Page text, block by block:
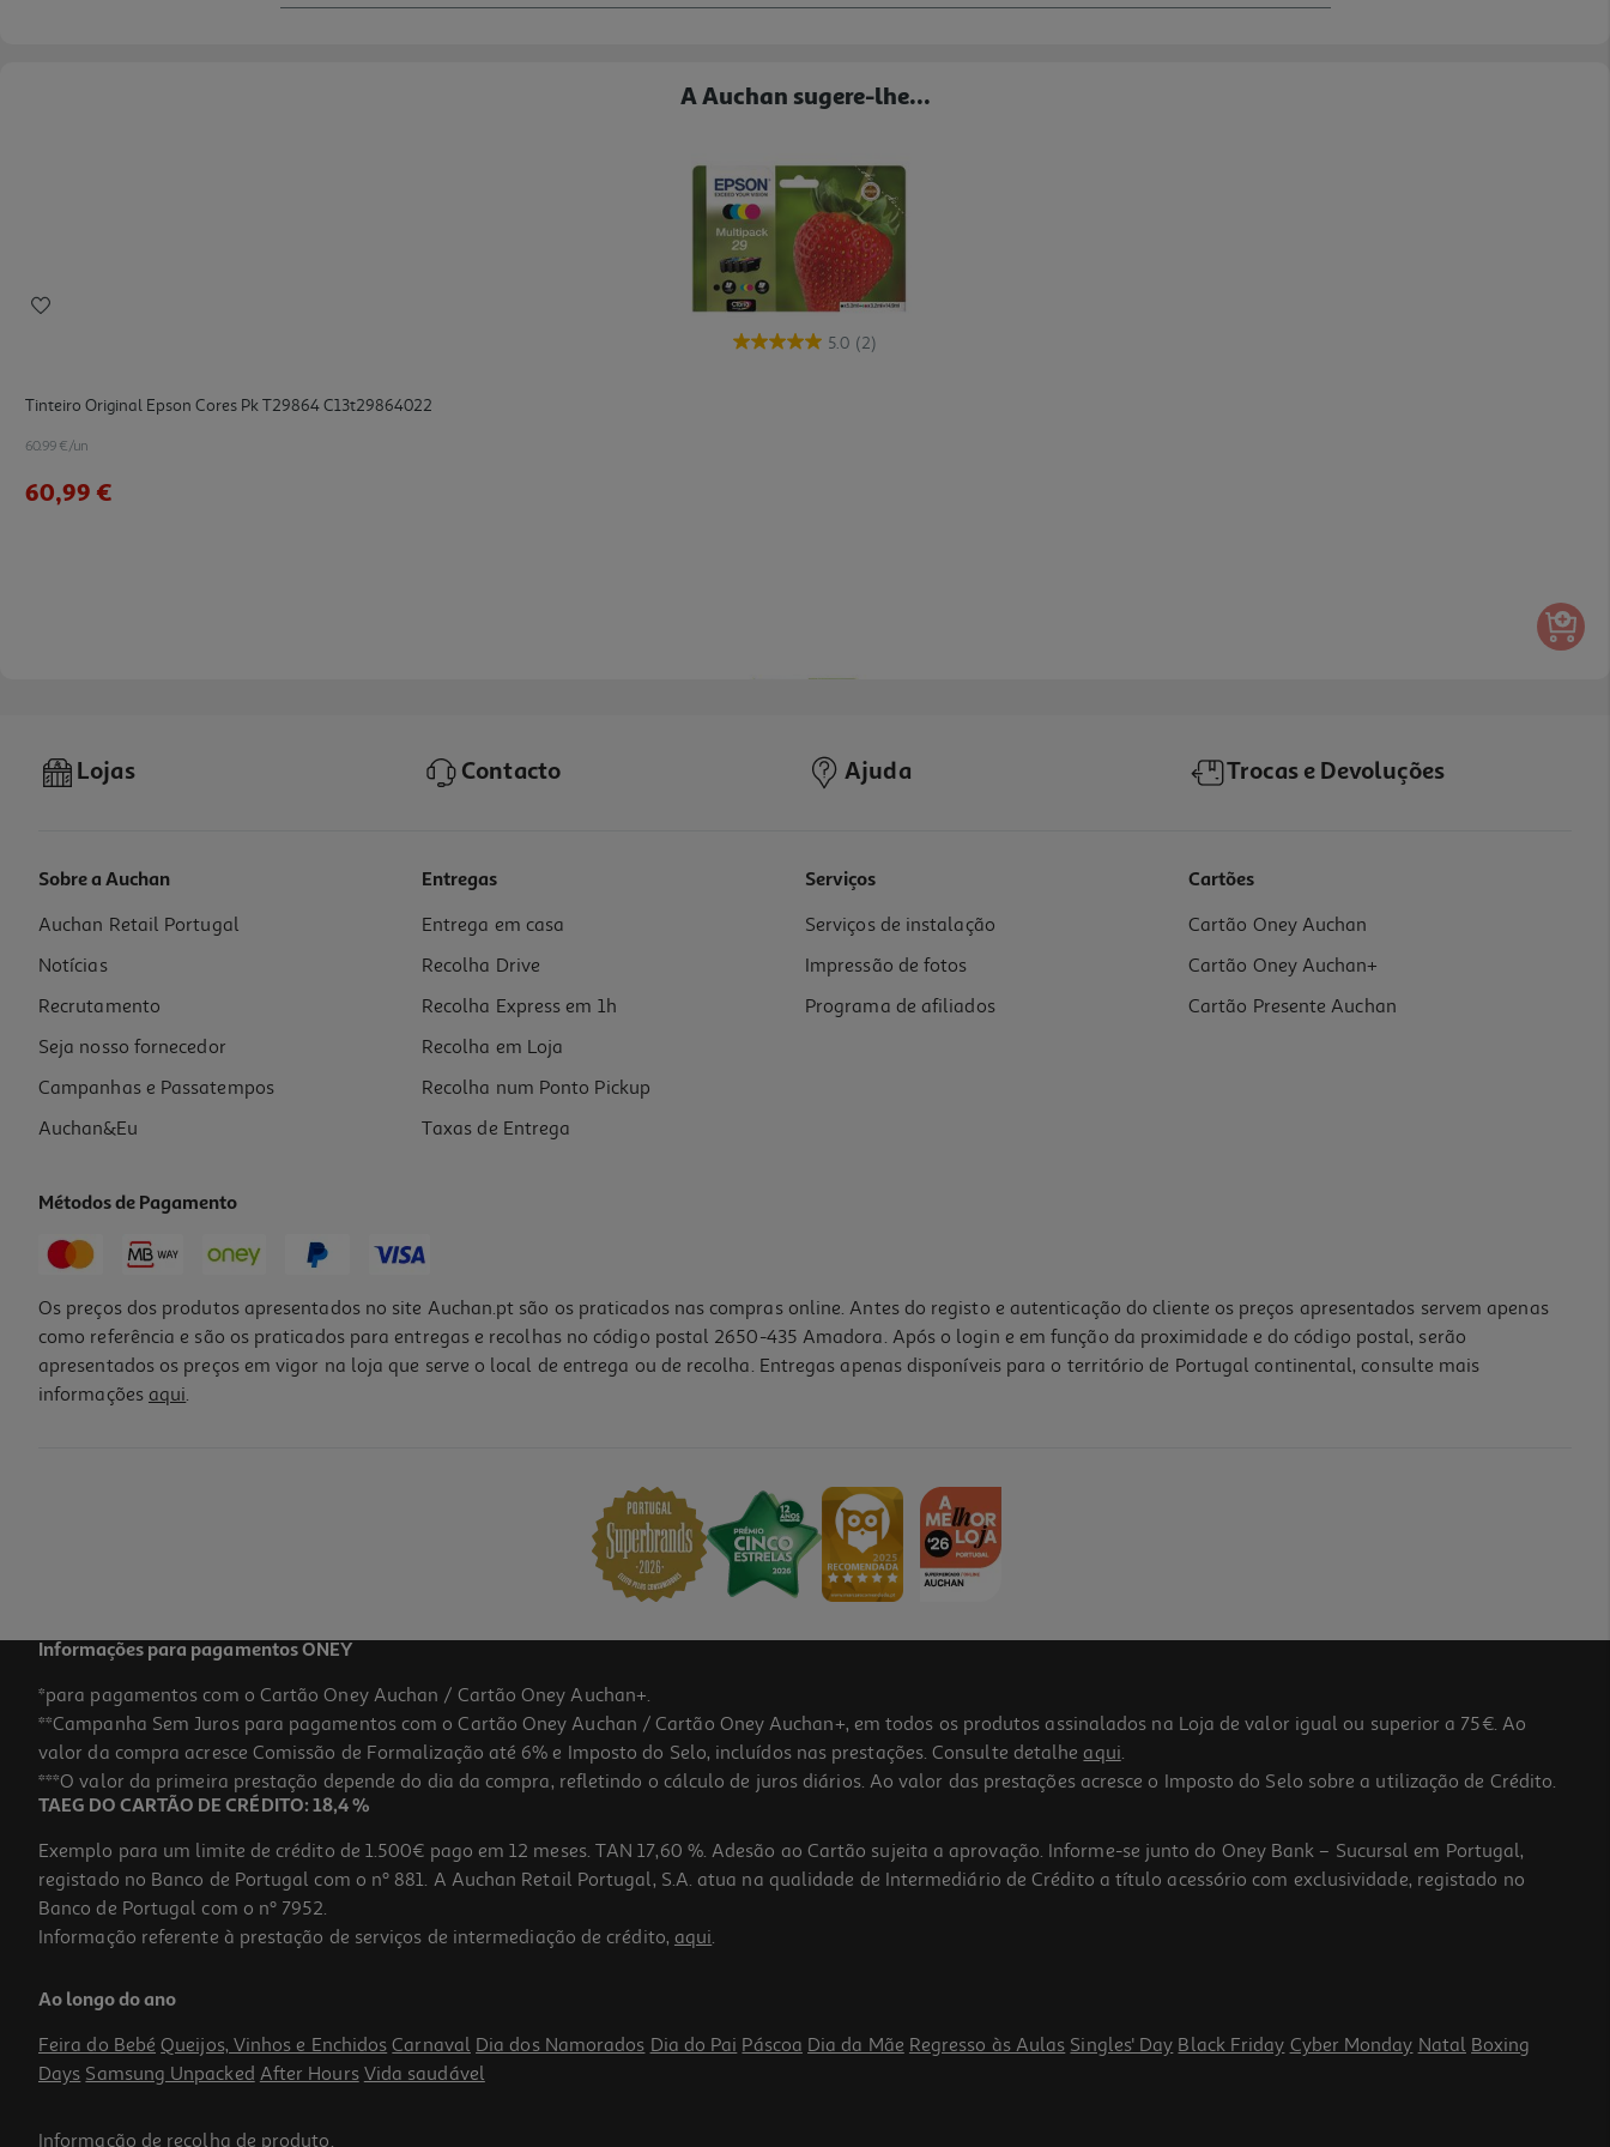
A Auchan sugere-lhe...
5.0 (2)
Tinteiro Original Epson Cores Pk T29864 C13t29864022
60.99 €/un
60,99 €
Tinteiro Original Epson Azul Claria Home T29824
13.99 €/un
13,99 €
25.99 €/un
25,99 €
Lojas Contacto Ajuda Trocas e Devoluções
Sobre a Auchan
Auchan Retail Portugal
Notícias
Recrutamento
Seja nosso fornecedor
Campanhas e Passatempos
Auchan&Eu
Entregas
Entrega em casa
Recolha Drive
Recolha Express em 1h
Recolha em Loja
Recolha num Ponto Pickup
Taxas de Entrega
Serviços
Serviços de instalação
Impressão de fotos
Programa de afiliados
Cartões
Cartão Oney Auchan
Cartão Oney Auchan+
Cartão Presente Auchan
Métodos de Pagamento
Os preços dos produtos apresentados no site Auchan.pt são os praticados nas compras online. Antes do registo e autenticação do cliente os preços apresentados servem apenas
como referência e são os praticados para entregas e recolhas no código postal 2650-435 Amadora. Após o login e em função da proximidade e do código postal, serão
apresentados os preços em vigor na loja que serve o local de entrega ou de recolha. Entregas apenas disponíveis para o território de Portugal continental, consulte mais
informações aqui.
Informações para pagamentos ONEY
*para pagamentos com o Cartão Oney Auchan / Cartão Oney Auchan+.
**Campanha Sem Juros para pagamentos com o Cartão Oney Auchan / Cartão Oney Auchan+, em todos os produtos assinalados na Loja de valor igual ou superior a 75€. Ao
valor da compra acresce Comissão de Formalização até 6% e Imposto do Selo, incluídos nas prestações. Consulte detalhe aqui.
***O valor da primeira prestação depende do dia da compra, refletindo o cálculo de juros diários. Ao valor das prestações acresce o Imposto do Selo sobre a utilização de Crédito.
TAEG DO CARTÃO DE CRÉDITO: 18,4 %
Exemplo para um limite de crédito de 1.500€ pago em 12 meses. TAN 17,60 %. Adesão ao Cartão sujeita a aprovação. Informe-se junto do Oney Bank – Sucursal em Portugal,
registado no Banco de Portugal com o nº 881. A Auchan Retail Portugal, S.A. atua na qualidade de Intermediário de Crédito a título acessório com exclusividade, registado no
Banco de Portugal com o nº 7952.
Informação referente à prestação de serviços de intermediação de crédito, aqui.
Ao longo do ano
Feira do Bebé Queijos, Vinhos e Enchidos Carnaval Dia dos Namorados Dia do Pai Páscoa Dia da Mãe Regresso às Aulas Singles' Day Black Friday Cyber Monday Natal Boxing
Days Samsung Unpacked After Hours Vida saudável
Informação de recolha de produto.